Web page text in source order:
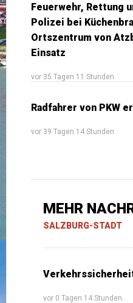
Feuerwehr, Rettung
Polizei bei
Ortszentrum von
Einsatz
vor 35 Tagen 11 Stunden
Radfahrer von PKW
vor 39 Tagen 14 Stunden
MEHR
SALZBURG-STADT
vor 0 Tagen 14 Stunden